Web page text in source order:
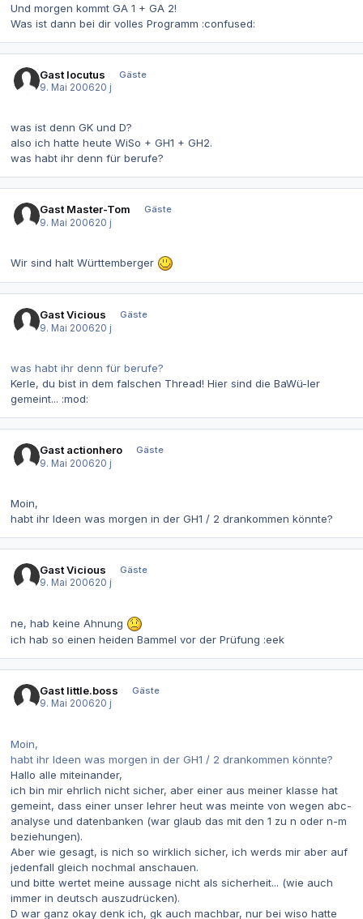
Und morgen kommt GA 1 + GA 2!
Was ist dann bei dir volles Programm :confused:
Gast locutus
Gäste
9. Mai 200620 j
was ist denn GK und D?
also ich hatte heute WiSo + GH1 + GH2.
was habt ihr denn für berufe?
Gast Master-Tom
Gäste
9. Mai 200620 j
Wir sind halt Württemberger
Gast Vicious
Gäste
9. Mai 200620 j
was habt ihr denn für berufe?
Kerle, du bist in dem falschen Thread! Hier sind die BaWü-ler
gemeint... :mod:
Gast actionhero
Gäste
9. Mai 200620 j
Moin,
habt ihr Ideen was morgen in der GH1 / 2 drankommen könnte?
Gast Vicious
Gäste
9. Mai 200620 j
ne, hab keine Ahnung
ich hab so einen heiden Bammel vor der Prüfung :eek
Gast little.boss
Gäste
9. Mai 200620 j
Moin,
habt ihr Ideen was morgen in der GH1 / 2 drankommen könnte?
Hallo alle miteinander,
ich bin mir ehrlich nicht sicher, aber einer aus meiner klasse hat
gemeint, dass einer unser lehrer heut was meinte von wegen abc-
analyse und datenbanken (war glaub das mit den 1 zu n oder n-m
beziehungen).
Aber wie gesagt, is nich so wirklich sicher, ich werds mir aber auf
jedenfall gleich nochmal anschauen.
und bitte wertet meine aussage nicht als sicherheit... (wie auch
immer in deutsch auszudrücken).
D war ganz okay denk ich, gk auch machbar, nur bei wiso hatte